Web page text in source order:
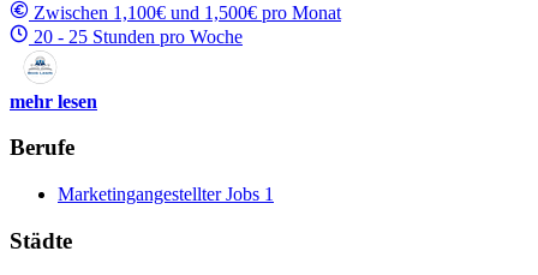
Zwischen 1,100€ und 1,500€ pro Monat
20 - 25 Stunden pro Woche
mehr lesen
Berufe
Marketingangestellter Jobs 1
Städte